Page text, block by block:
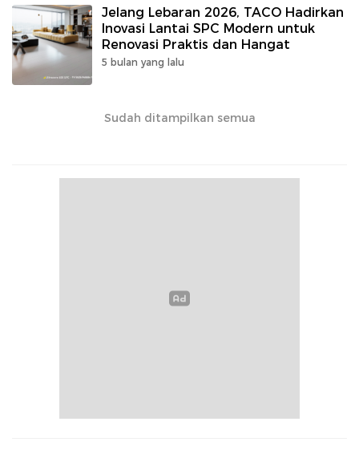
Jelang Lebaran 2026, TACO Hadirkan
Inovasi Lantai SPC Modern untuk
Renovasi Praktis dan Hangat
5 bulan yang lalu
Sudah ditampilkan semua